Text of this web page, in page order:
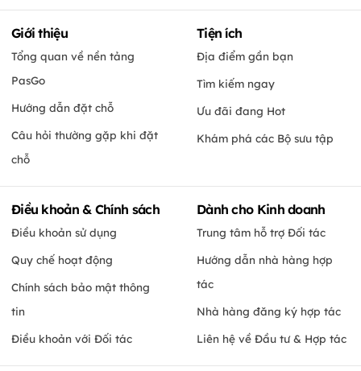
Giới thiệu
Tổng quan về nền tảng
PasGo
Hướng dẫn đặt chỗ
Câu hỏi thường gặp khi đặt
chỗ
Tiện ích
Địa điểm gần bạn
Tìm kiếm ngay
Ưu đãi đang Hot
Khám phá các Bộ sưu tập
Điều khoản & Chính sách
Điều khoản sử dụng
Quy chế hoạt động
Chính sách bảo mật thông
tin
Điều khoản với Đối tác
Dành cho Kinh doanh
Trung tâm hỗ trợ Đối tác
Hướng dẫn nhà hàng hợp
tác
Nhà hàng đăng ký hợp tác
Liên hệ về Đầu tư & Hợp tác